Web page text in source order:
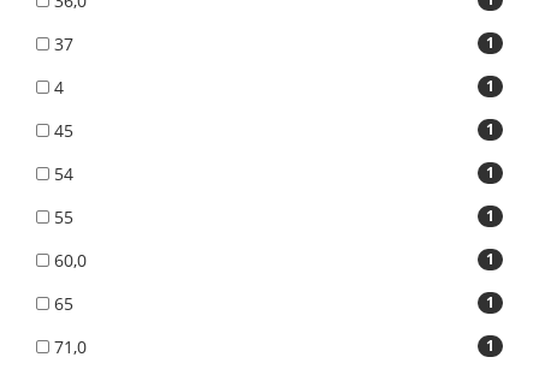
1
37
1
4
1
45
1
54
1
55
1
60,0
1
65
1
71,0